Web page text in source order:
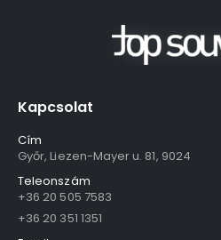
Kapcsolat
Cím
Győr, Liezen-Mayer u. 81, 9024
Teleonszám
+36 20 505 7583
+36 20 351 1351